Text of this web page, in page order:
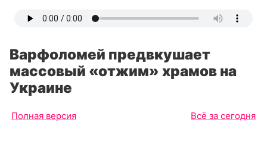
Варфоломей предвкушает
массовый «отжим» храмов на
Украине
Полная версия Всё за сегодня